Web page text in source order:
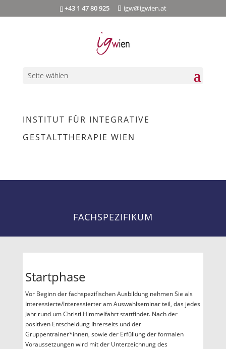
+43 1 47 80 925 igw@igwien.at
Seite wählen
INSTITUT FÜR INTEGRATIVE
GESTALTTHERAPIE WIEN
FACHSPEZIFIKUM
Startphase
Vor Beginn der fachspezifischen Ausbildung nehmen Sie als
Interessierte/Interessierter am Auswahlseminar teil, das jedes
Jahr rund um Christi Himmelfahrt stattfindet. Nach der
positiven Entscheidung Ihrerseits und der
Gruppentrainer*innen, sowie der Erfüllung der formalen
Voraussetzungen wird mit der Unterzeichnung des